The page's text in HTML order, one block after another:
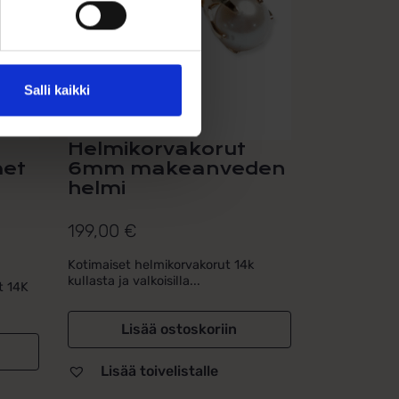
Salli kaikki
14K
Helmikorvakorut
6mm makeanveden
helmi
199,00 €
Kotimaiset helmikorvakorut 14k
kullasta ja valkoisilla...
Lisää ostoskoriin
Lisää toivelistalle